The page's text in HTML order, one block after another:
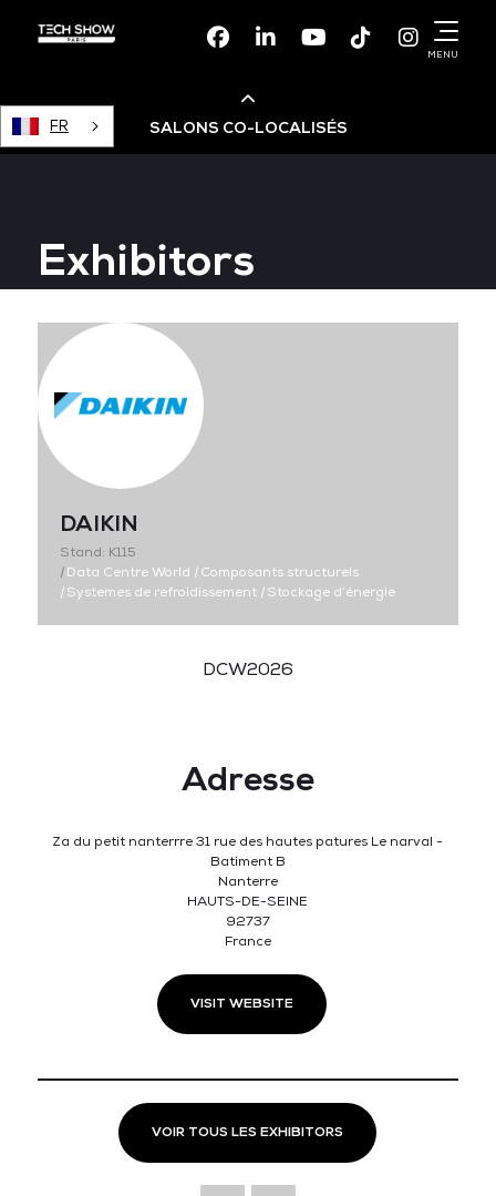
FacebookLinkedinYoutubeTikTok
MENU
FR SALONS CO-LOCALISÉS
Devops Live
Cloud & Cyber Security
Data & AI Leaders Summit
Data Centre World
Exhibitors
DAIKIN
Stand: K115
|Data Centre World |Composants structurels
|Systemes de refroidissement |Stockage d’énergie
DCW2026
Adresse
Za du petit nanterrre 31 rue des hautes patures Le narval -
Batiment B
Nanterre
HAUTS-DE-SEINE
92737
France
VISIT WEBSITE
VOIR TOUS LES EXHIBITORS